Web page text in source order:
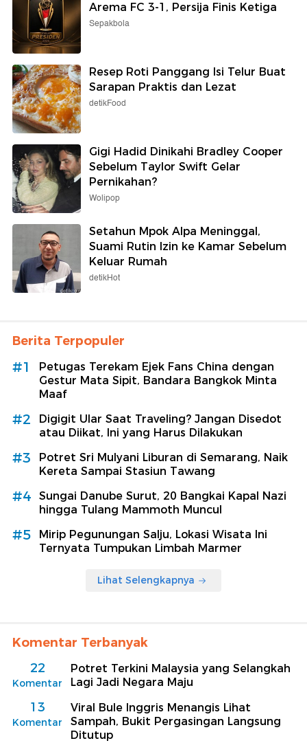
Arema FC 3-1, Persija Finis Ketiga
Sepakbola
Resep Roti Panggang Isi Telur Buat
Sarapan Praktis dan Lezat
detikFood
Gigi Hadid Dinikahi Bradley Cooper
Sebelum Taylor Swift Gelar
Pernikahan?
Wolipop
Setahun Mpok Alpa Meninggal,
Suami Rutin Izin ke Kamar Sebelum
Keluar Rumah
detikHot
Berita Terpopuler
#1
Petugas Terekam Ejek Fans China dengan
Gestur Mata Sipit, Bandara Bangkok Minta
Maaf
#2
Digigit Ular Saat Traveling? Jangan Disedot
atau Diikat, Ini yang Harus Dilakukan
#3
Potret Sri Mulyani Liburan di Semarang, Naik
Kereta Sampai Stasiun Tawang
#4
Sungai Danube Surut, 20 Bangkai Kapal Nazi
hingga Tulang Mammoth Muncul
#5
Mirip Pegunungan Salju, Lokasi Wisata Ini
Ternyata Tumpukan Limbah Marmer
Lihat Selengkapnya
Komentar Terbanyak
22
Komentar
Potret Terkini Malaysia yang Selangkah
Lagi Jadi Negara Maju
13
Komentar
Viral Bule Inggris Menangis Lihat
Sampah, Bukit Pergasingan Langsung
Ditutup